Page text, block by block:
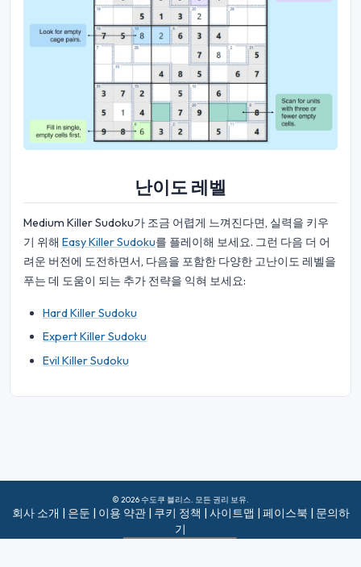
난이도 레벨
Medium Killer Sudoku가 조금 어렵게 느껴진다면, 실력을 키우
기 위해 Easy Killer Sudoku를 플레이해 보세요. 그런 다음 더 어
려운 버전에 도전하면서, 다음을 포함한 다양한 고난이도 레벨을
푸는 데 도움이 되는 추가 전략을 익혀 보세요:
Hard Killer Sudoku
Expert Killer Sudoku
Evil Killer Sudoku
© 2026 수도쿠 블리스. 모든 권리 보유.
회사 소개 | 은둔 | 이용 약관| 쿠키 정책 | 사이트맵 | 페이스북 | 문의하
기